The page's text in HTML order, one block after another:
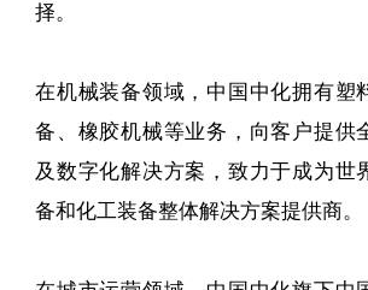
择。
在机械装备领域，中国中化拥有塑
备、橡胶机械等业务，向客户提供
及数字化解决方案，致力于成为世
备和化工装备整体解决方案提供商。